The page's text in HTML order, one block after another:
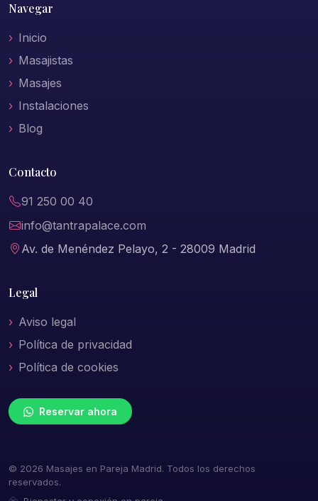
Navegar
Inicio
Masajistas
Masajes
Instalaciones
Blog
Contacto
91 250 00 40
info@tantrapalace.com
Av. de Menéndez Pelayo, 2 - 28009 Madrid
Legal
Aviso legal
Política de privacidad
Política de cookies
Reservar ahora
© 2026 Masajes en Pareja Madrid. Todos los derechos
reservados.